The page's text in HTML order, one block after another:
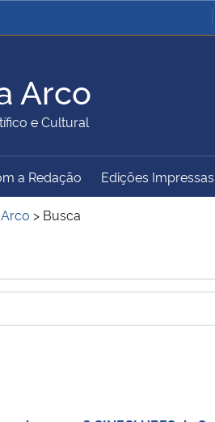
da Justiça e
Ministério da
da Educação
do Turismo
Ministério do
Arco
e Cultural
a Redação Edições Impressas
> Busca